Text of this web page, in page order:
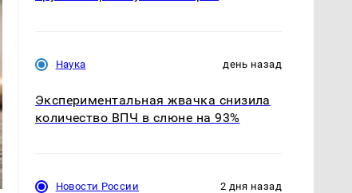
Наука день назад
Экспериментальная жвачка снизила
количество ВПЧ в слюне на 93%
Новости России 2 дня назад